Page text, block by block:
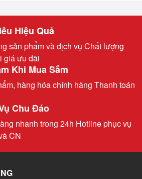
Hiệu Quả
sản phẩm và dịch vụ Chất lượng
giá ưu đãi
Khi Mua Sắm
hàng hóa chính hãng Thanh toán
Chu Đáo
nhanh trong 24h Hotline phục vụ
CN